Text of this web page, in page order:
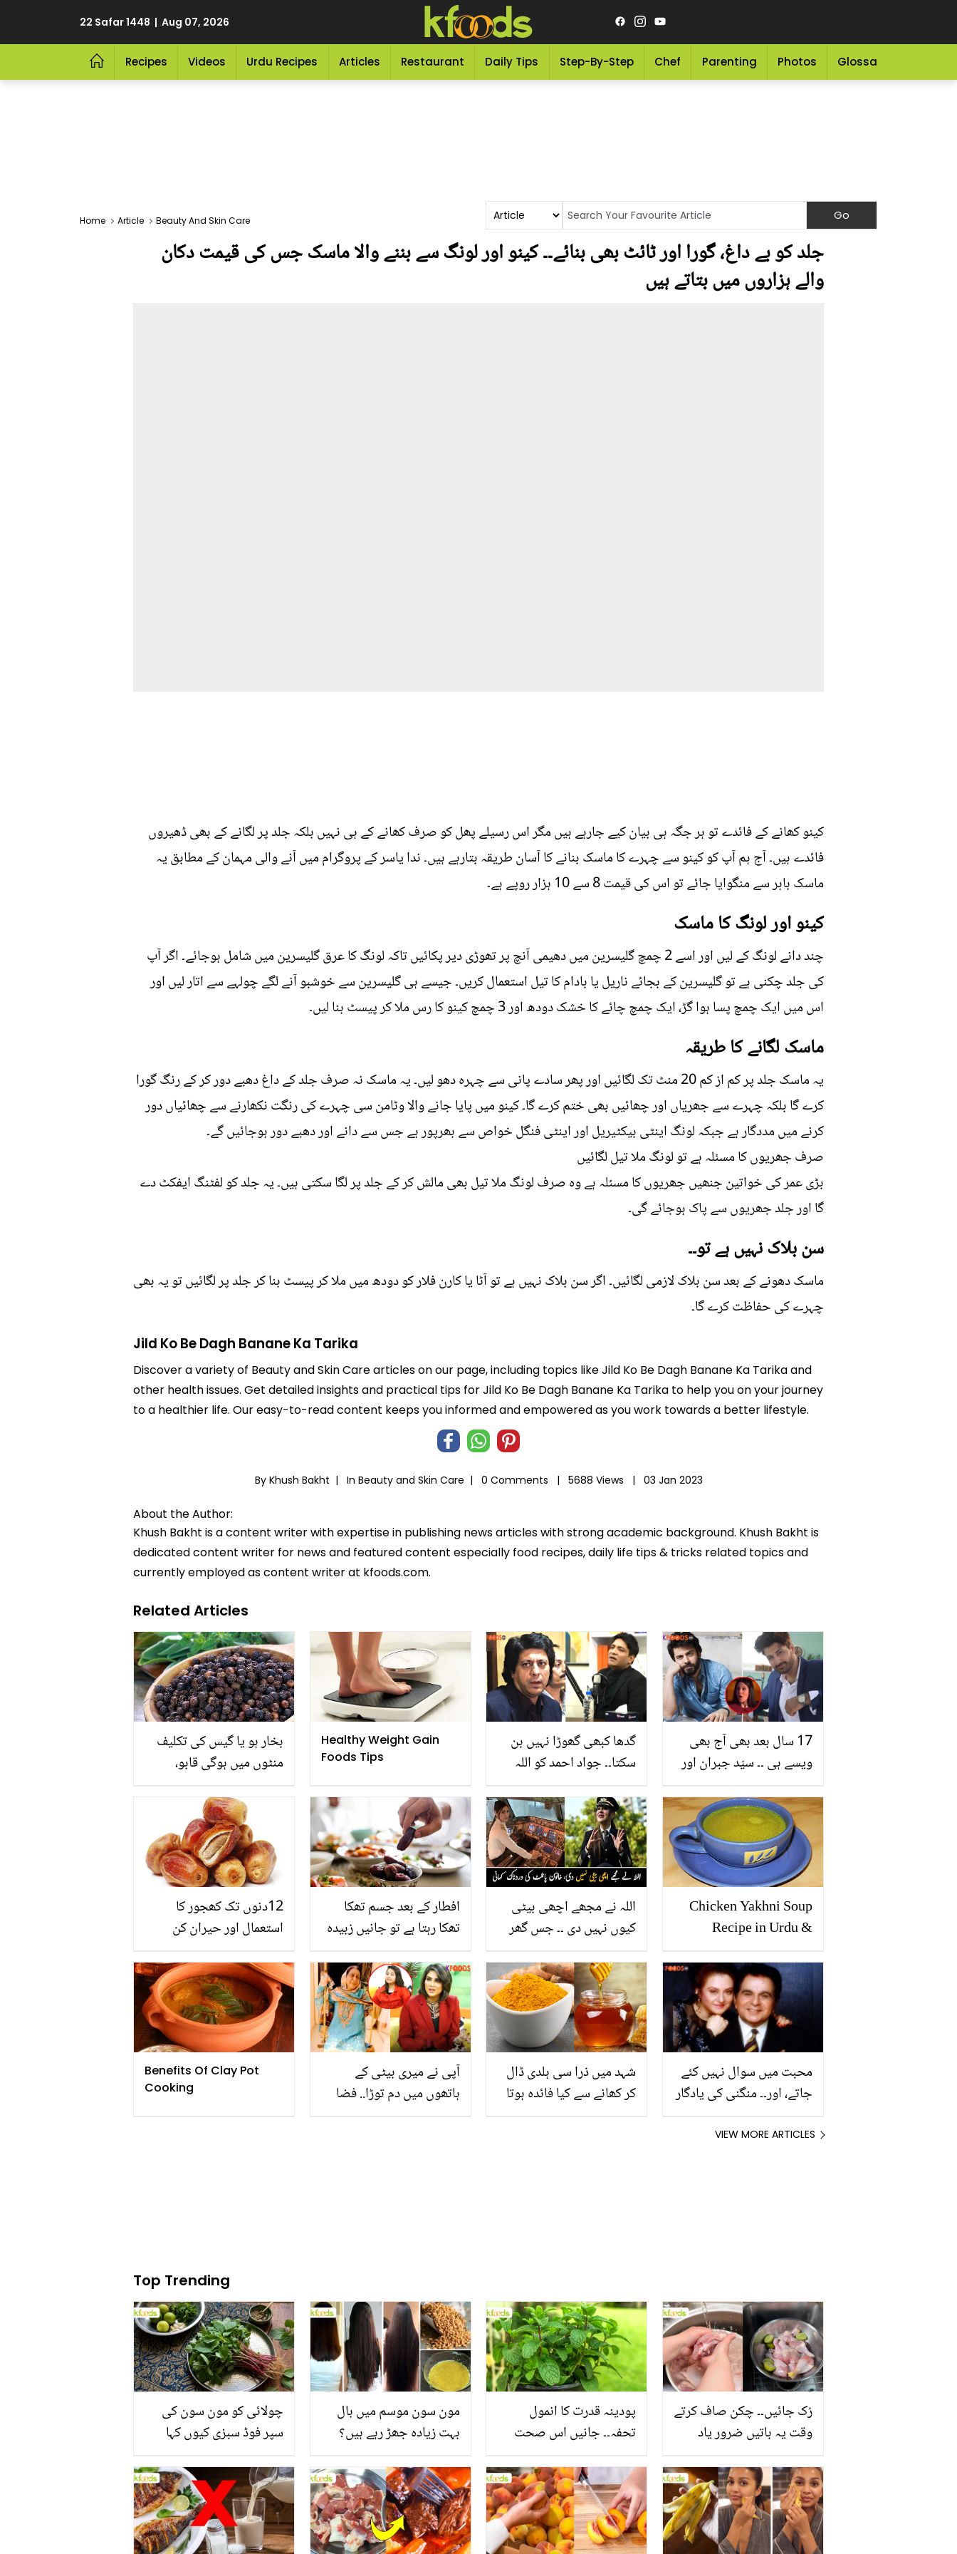
22 Safar 1448 | Aug 07, 2026
Recipes Videos Urdu Recipes Articles Restaurant Daily Tips Step-By-Step Chef Parenting Photos Glossary
Home Article Beauty And Skin Care
جلد کو بے داغ، گورا اور ٹائٹ بھی بنائے۔۔ کینو اور لونگ سے بننے والا ماسک جس کی قیمت دکان
والے ہزاروں میں بتاتے ہیں
کینو کھانے کے فائدے تو ہر جگہ ہی بیان کیے جارہے ہیں مگر اس رسیلے پھل کو صرف کھانے کے ہی نہیں بلکہ جلد پر لگانے کے بھی ڈھیروں
فائدے ہیں۔ آج ہم آپ کو کینو سے چہرے کا ماسک بنانے کا آسان طریقہ بتارہے ہیں۔ ندا یاسر کے پروگرام میں آنے والی مہمان کے مطابق یہ
ماسک باہر سے منگوایا جائے تو اس کی قیمت 8 سے 10 ہزار روپے ہے۔
کینو اور لونگ کا ماسک
چند دانے لونگ کے لیں اور اسے 2 چمچ گلیسرین میں دھیمی آنچ پر تھوڑی دیر پکائیں تاکہ لونگ کا عرق گلیسرین میں شامل ہوجائے۔ اگر آپ
کی جلد چکنی ہے تو گلیسرین کے بجائے ناریل یا بادام کا تیل استعمال کریں۔ جیسے ہی گلیسرین سے خوشبو آنے لگے چولہے سے اتار لیں اور
اس میں ایک چمچ پسا ہوا گڑ، ایک چمچ چائے کا خشک دودھ اور 3 چمچ کینو کا رس ملا کر پیسٹ بنا لیں۔
ماسک لگانے کا طریقہ
یہ ماسک جلد پر کم از کم 20 منٹ تک لگائیں اور پھر سادے پانی سے چہرہ دھو لیں۔ یہ ماسک نہ صرف جلد کے داغ دھبے دور کر کے رنگ گورا
کرے گا بلکہ چہرے سے جھریاں اور چھائیں بھی ختم کرے گا۔ کینو میں پایا جانے والا وٹامن سی چہرے کی رنگت نکھارنے سے چھائیاں دور
کرنے میں مددگار ہے جبکہ لونگ اینٹی بیکٹیریل اور اینٹی فنگل خواص سے بھرپور ہے جس سے دانے اور دھبے دور ہوجائیں گے۔
صرف جھریوں کا مسئلہ ہے تو لونگ ملا تیل لگائیں
بڑی عمر کی خواتین جنھیں جھریوں کا مسئلہ ہے وہ صرف لونگ ملا تیل بھی مالش کر کے جلد پر لگا سکتی ہیں۔ یہ جلد کو لفٹنگ ایفکٹ دے
گا اور جلد جھریوں سے پاک ہوجائے گی۔
سن بلاک نہیں ہے تو۔۔
ماسک دھونے کے بعد سن بلاک لازمی لگائیں۔ اگر سن بلاک نہیں ہے تو آٹا یا کارن فلار کو دودھ میں ملا کر پیسٹ بنا کر جلد پر لگائیں تو یہ بھی
چہرے کی حفاظت کرے گا۔
Jild Ko Be Dagh Banane Ka Tarika
Discover a variety of Beauty and Skin Care articles on our page, including topics like Jild Ko Be Dagh Banane Ka Tarika and
other health issues. Get detailed insights and practical tips for Jild Ko Be Dagh Banane Ka Tarika to help you on your journey
to a healthier life. Our easy-to-read content keeps you informed and empowered as you work towards a better lifestyle.
By Khush Bakht | In Beauty and Skin Care | 0 Comments | 5688 Views | 03 Jan 2023
About the Author:
Khush Bakht is a content writer with expertise in publishing news articles with strong academic background. Khush Bakht is
dedicated content writer for news and featured content especially food recipes, daily life tips & tricks related topics and
currently employed as content writer at kfoods.com.
Related Articles
بخار ہو یا گیس کی تکلیف
منٹوں میں ہوگی قابو،
دانے کریں ایک ساتھ کئی
بیماریوں کو کنٹرول
Healthy Weight Gain
Foods Tips
گدھا کبھی گھوڑا نہیں بن
سکتا۔۔ جواد احمد کو اللہ
ملکو نے ماضی سے متعلق
بہت کچھ بتا دیا
17 سال بعد بھی آج بھی
ویسے ہی ۔۔ سیّد جبران اور
عمر نے کون سی پرانی
ویڈیو شیئر کر دی، دیکھیں
12دنوں تک کھجور کا
استعمال اور حیران کن
افطار کے بعد جسم تھکا
تھکا رہتا ہے تو جانیں زبیدہ
اللہ نے مجھے اچھی بیٹی
کیوں نہیں دی ۔۔ جس گھر
سکتی تھی وہ آج مشہور
پائلٹ کیسے بن گئی؟ ویڈیو
Chicken Yakhni Soup
Recipe in Urdu &
Benefits Of Clay Pot
Cooking
آپی نے میری بیٹی کے
ہاتھوں میں دم توڑا.. فضا
شہد میں ذرا سی ہلدی ڈال
کر کھانے سے کیا فائدہ ہوتا
محبت میں سوال نہیں کئے
جاتے، اور۔۔ منگنی کی یادگار
سائرہ بانو نے دلیپ کمار
VIEW MORE ARTICLES
Top Trending
چولائی کو مون سون کی
سپر فوڈ سبزی کیوں کہا
منرلز اور اینٹی آکسیڈنٹس
سے بھرپور اس سبزی کے
فائدے
مون سون موسم میں بال
بہت زیادہ جھڑ رہے ہیں؟
بنانے کے چند قدرتی طریقے
پودینہ قدرت کا انمول
تحفہ۔۔ جانیں اس صحت
انگیز طبی فوائد
رُک جائیں۔۔ چکن صاف کرتے
وقت یہ باتیں ضرور یاد